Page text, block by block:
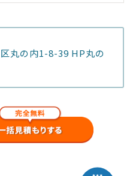
丸の内1-8-39 HP丸の